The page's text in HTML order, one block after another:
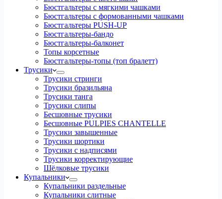
Бюстгальтеры с мягкими чашками
Бюстгальтеры с формованными чашками
Бюстгальтеры PUSH-UP
Бюстгальтеры-бандо
Бюстгальтеры-балконет
Топы корсетные
Бюстгальтеры-топы (топ бралетт)
Трусики
Трусики стринги
Трусики бразильяна
Трусики танга
Трусики слипы
Бесшовные трусики
Бесшовные PULPIES CHANTELLE
Трусики завышенные
Трусики шортики
Трусики с надписями
Трусики корректирующие
Шёлковые трусики
Купальники
Купальники раздельные
Купальники слитные